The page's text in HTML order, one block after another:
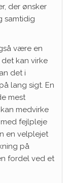
der ønsker
samtidig
være en
kan virke
det i
lang sigt. En
mest
medvirke
fejlpleje
en velplejet
på
fordel ved et